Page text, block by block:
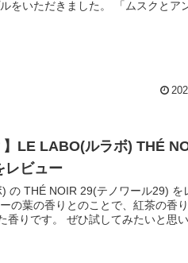
ました。 「ムスクとアンバー
】LE LABO(ルラボ) THÉ
レビュー
の THÉ NOIR 29(テノワール29) を
てみたいと思い、公式